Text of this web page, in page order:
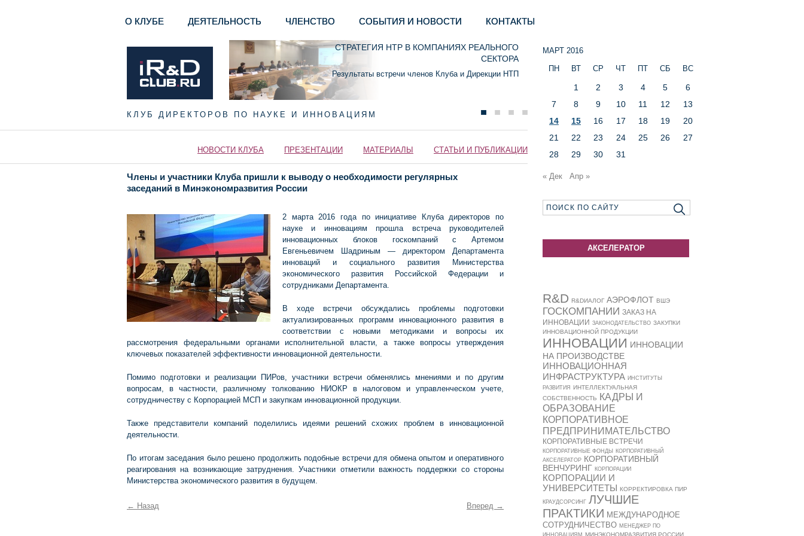
О КЛУБЕ ДЕЯТЕЛЬНОСТЬ ЧЛЕНСТВО СОБЫТИЯ И НОВОСТИ КОНТАКТЫ
СТРАТЕГИЯ НТР В КОМПАНИЯХ РЕАЛЬНОГО
СЕКТОРА
Результаты встречи членов Клуба и Дирекции НТП
КЛУБ ДИРЕКТОРОВ ПО НАУКЕ И ИННОВАЦИЯМ
НОВОСТИ КЛУБА ПРЕЗЕНТАЦИИ МАТЕРИАЛЫ СТАТЬИ И ПУБЛИКАЦИИ
Члены и участники Клуба пришли к выводу о необходимости регулярных
заседаний в Минэкономразвития России
2 марта 2016 года по инициативе Клуба директоров по
науке и инновациям прошла встреча руководителей
инновационных блоков госкомпаний с Артемом
Евгеньевичем Шадриным — директором Департамента
инноваций и социального развития Министерства
экономического развития Российской Федерации и
сотрудниками Департамента.
В ходе встречи обсуждались проблемы подготовки
актуализированных программ инновационного развития в
соответствии с новыми методиками и вопросы их
рассмотрения федеральными органами исполнительной власти, а также вопросы утверждения
ключевых показателей эффективности инновационной деятельности.
Помимо подготовки и реализации ПИРов, участники встречи обменялись мнениями и по другим
вопросам, в частности, различному толкованию НИОКР в налоговом и управленческом учете,
сотрудничеству с Корпорацией МСП и закупкам инновационной продукции.
Также представители компаний поделились идеями решений схожих проблем в инновационной
деятельности.
По итогам заседания было решено продолжить подобные встречи для обмена опытом и оперативного
реагирования на возникающие затруднения. Участники отметили важность поддержки со стороны
Министерства экономического развития в будущем.
← Назад Вперед →
МАРТ 2016
ПН
ВТ СР ЧТ ПТ СБ ВС
1 2 3 4 5
6
7
8 9 10 11 12
13
14
15 16 17 18 19
20
21
22 23 24 25 26
27
28
29 30 31
« Дек Апр »
АКСЕЛЕРАТОР
R&D R&DИАЛОГ АЭРОФЛОТ ВШЭ
ГОСКОМПАНИИ ЗАКАЗ НА
ИННОВАЦИИ ЗАКОНОДАТЕЛЬСТВО ЗАКУПКИ
ИННОВАЦИОННОЙ ПРОДУКЦИИ
ИННОВАЦИИ ИННОВАЦИИ
НА ПРОИЗВОДСТВЕ
ИННОВАЦИОННАЯ
ИНФРАСТРУКТУРА ИНСТИТУТЫ
РАЗВИТИЯ
ИНТЕЛЛЕКТУАЛЬНАЯ
СОБСТВЕННОСТЬ КАДРЫ И
ОБРАЗОВАНИЕ
КОРПОРАТИВНОЕ
ПРЕДПРИНИМАТЕЛЬСТВО
КОРПОРАТИВНЫЕ ВСТРЕЧИ
КОРПОРАТИВНЫЕ ФОНДЫ
КОРПОРАТИВНЫЙ
АКСЕЛЕРАТОР КОРПОРАТИВНЫЙ
ВЕНЧУРИНГ КОРПОРАЦИИ
КОРПОРАЦИИ И
УНИВЕРСИТЕТЫ КОРРЕКТИРОВКА ПИР
КРАУДСОРСИНГ ЛУЧШИЕ
ПРАКТИКИ МЕЖДУНАРОДНОЕ
СОТРУДНИЧЕСТВО МЕНЕДЖЕР ПО
ИННОВАЦИЯМ
МИНЭКОНОМРАЗВИТИЯ РОССИИ